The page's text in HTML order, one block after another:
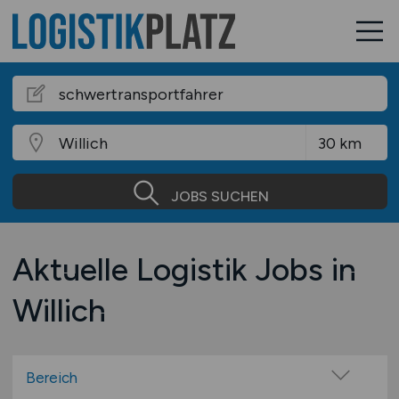
JOBS SUCHEN
Aktuelle Logistik Jobs in
Willich
Bereich